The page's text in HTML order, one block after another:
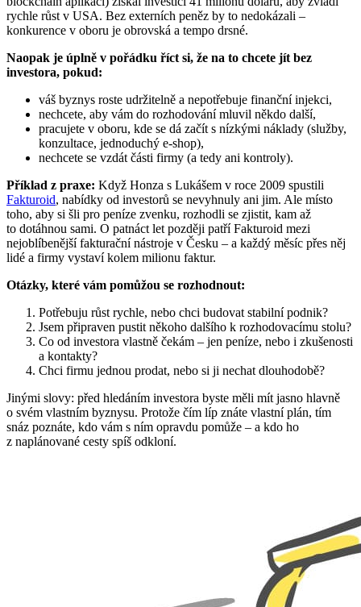
rychle růst v USA. Bez externích peněz by to nedokázali –
konkurence v oboru je obrovská a tempo drsné.
Naopak je úplně v pořádku říct si, že na to chcete jít bez
investora, pokud:
váš byznys roste udržitelně a nepotřebuje finanční injekci,
nechcete, aby vám do rozhodování mluvil někdo další,
pracujete v oboru, kde se dá začít s nízkými náklady (služby,
konzultace, jednoduchý e-shop),
nechcete se vzdát části firmy (a tedy ani kontroly).
Příklad z praxe: Když Honza s Lukášem v roce 2009 spustili
Fakturoid, nabídky od investorů se nevyhnuly ani jim. Ale místo
toho, aby si šli pro peníze zvenku, rozhodli se zjistit, kam až
to dotáhnou sami. O patnáct let později patří Fakturoid mezi
nejoblíbenější fakturační nástroje v Česku – a každý měsíc přes něj
lidé a firmy vystaví kolem milionu faktur.
Otázky, které vám pomůžou se rozhodnout:
Potřebuju růst rychle, nebo chci budovat stabilní podnik?
Jsem připraven pustit někoho dalšího k rozhodovacímu stolu?
Co od investora vlastně čekám – jen peníze, nebo i zkušenosti
a kontakty?
Chci firmu jednou prodat, nebo si ji nechat dlouhodobě?
Jinými slovy: před hledáním investora byste měli mít jasno hlavně
o svém vlastním byznysu. Protože čím líp znáte vlastní plán, tím
snáz poznáte, kdo vám s ním opravdu pomůže – a kdo ho
z naplánované cesty spíš odkloní.